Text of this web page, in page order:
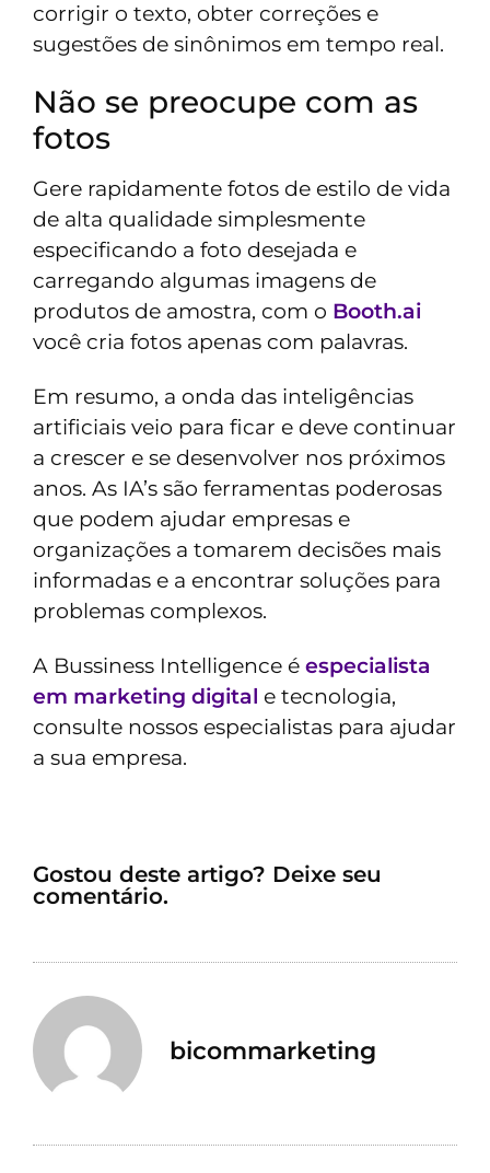
corrigir o texto, obter correções e
sugestões de sinônimos em tempo real.
Não se preocupe com as
fotos
Gere rapidamente fotos de estilo de vida
de alta qualidade simplesmente
especificando a foto desejada e
carregando algumas imagens de
produtos de amostra, com o Booth.ai
você cria fotos apenas com palavras.
Em resumo, a onda das inteligências
artificiais veio para ficar e deve continuar
a crescer e se desenvolver nos próximos
anos. As IA’s são ferramentas poderosas
que podem ajudar empresas e
organizações a tomarem decisões mais
informadas e a encontrar soluções para
problemas complexos.
A Bussiness Intelligence é especialista
em marketing digital e tecnologia,
consulte nossos especialistas para ajudar
a sua empresa.
Gostou deste artigo? Deixe seu
comentário.
bicommarketing